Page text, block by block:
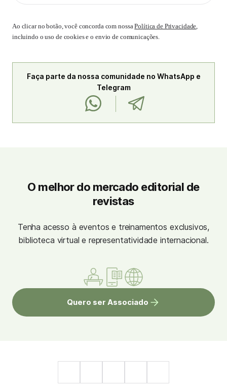
Ao clicar no botão, você concorda com nossaPolítica de Privacidade,
incluindo o uso de cookies e o envio de comunicações.
Faça parte da nossa comunidade no WhatsApp e
Telegram
O melhor do mercado editorial de
revistas
Tenha acesso à eventos e treinamentos exclusivos,
biblioteca virtual e representatividade internacional.
Quero ser Associado